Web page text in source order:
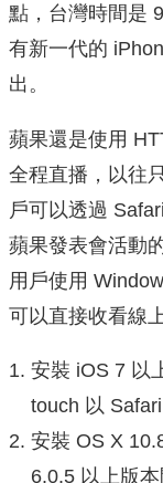
點，台灣時間是
有新一代的
出。
蘋果還是使用
全程直播，以往
戶可以透過
蘋果發表會活動
用戶使用
可以直接收看線
安裝 iOS 7 以
touch 以
安裝 OS X
6.0.5 以上版本